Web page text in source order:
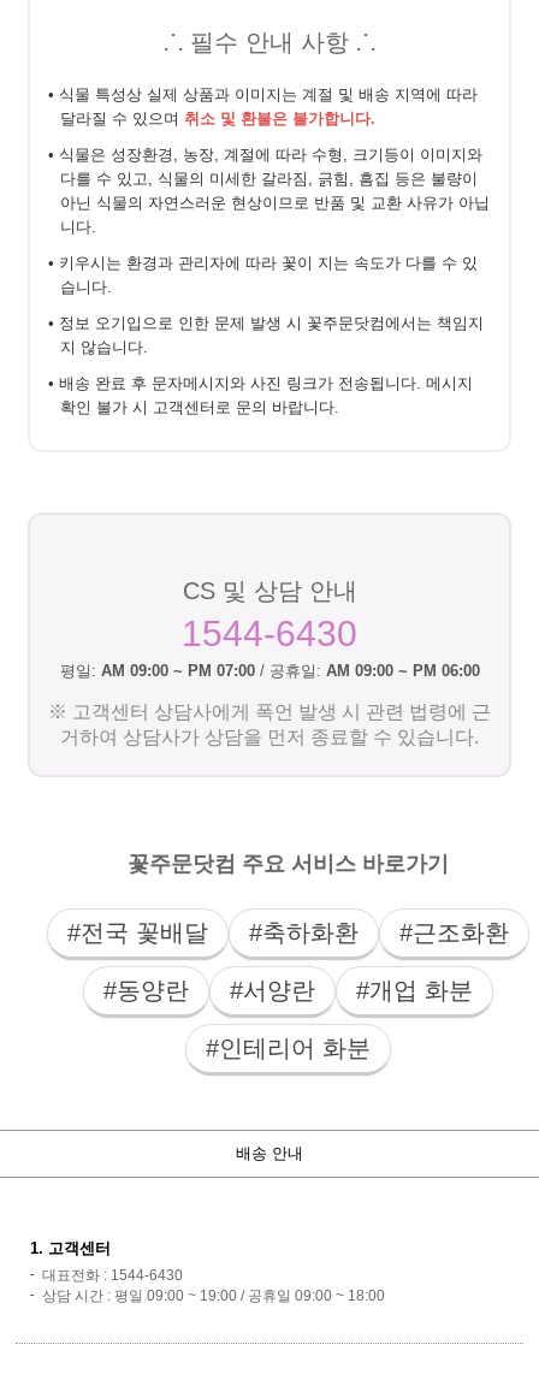
⸫ 필수 안내 사항 ⸫
• 식물 특성상 실제 상품과 이미지는 계절 및 배송 지역에 따라
달라질 수 있으며 취소 및 환불은 불가합니다.
• 식물은 성장환경, 농장, 계절에 따라 수형, 크기등이 이미지와
다를 수 있고, 식물의 미세한 갈라짐, 긁힘, 흠집 등은 불량이
아닌 식물의 자연스러운 현상이므로 반품 및 교환 사유가 아닙
니다.
• 키우시는 환경과 관리자에 따라 꽃이 지는 속도가 다를 수 있
습니다.
• 정보 오기입으로 인한 문제 발생 시 꽃주문닷컴에서는 책임지
지 않습니다.
• 배송 완료 후 문자메시지와 사진 링크가 전송됩니다. 메시지
확인 불가 시 고객센터로 문의 바랍니다.
CS 및 상담 안내
1544-6430
평일: AM 09:00 ~ PM 07:00 / 공휴일: AM 09:00 ~ PM 06:00
※ 고객센터 상담사에게 폭언 발생 시 관련 법령에 근
거하여 상담사가 상담을 먼저 종료할 수 있습니다.
꽃주문닷컴 주요 서비스 바로가기
#전국 꽃배달 #축하화환 #근조화환
#동양란 #서양란 #개업 화분
#인테리어 화분
배송 안내
1. 고객센터
대표전화 : 1544-6430
상담 시간 : 평일 09:00 ~ 19:00 / 공휴일 09:00 ~ 18:00